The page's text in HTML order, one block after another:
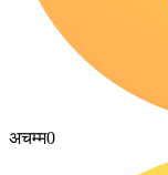
अचम्म0